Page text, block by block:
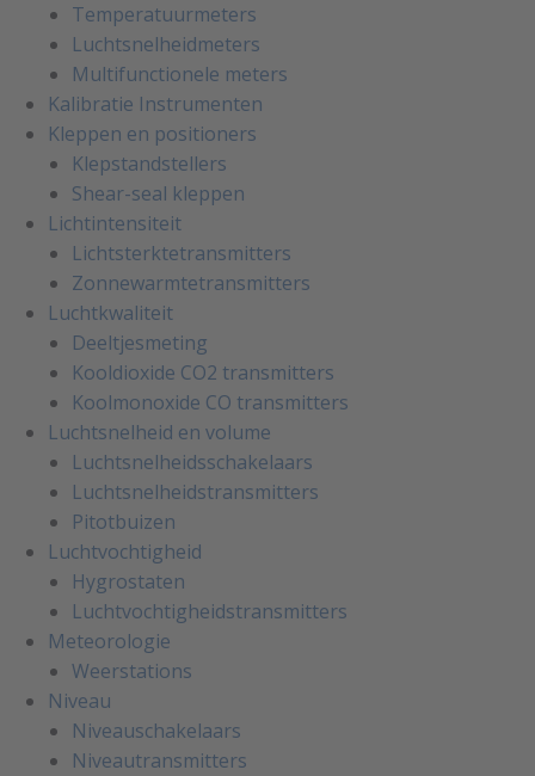
Temperatuurmeters
Luchtsnelheidmeters
Multifunctionele meters
Kalibratie Instrumenten
Kleppen en positioners
Klepstandstellers
Shear-seal kleppen
Lichtintensiteit
Lichtsterktetransmitters
Zonnewarmtetransmitters
Luchtkwaliteit
Deeltjesmeting
Kooldioxide CO2 transmitters
Koolmonoxide CO transmitters
Luchtsnelheid en volume
Luchtsnelheidsschakelaars
Luchtsnelheidstransmitters
Pitotbuizen
Luchtvochtigheid
Hygrostaten
Luchtvochtigheidstransmitters
Meteorologie
Weerstations
Niveau
Niveauschakelaars
Niveautransmitters